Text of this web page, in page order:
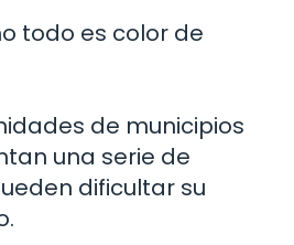
todo es color de
de municipios
una serie de
dificultar su